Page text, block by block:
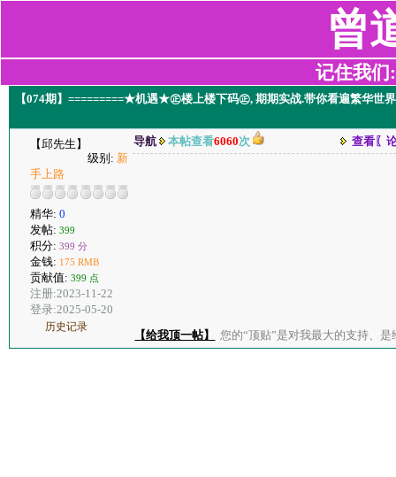
曾
记住我们
【074期】=========★机遇★㊣楼上楼下码㊣, 期期实战.带你看遍繁
【邱先生】
级别: 新
手上路
精华: 0
发帖: 399
积分: 399 分
金钱: 175 RMB
贡献值: 399 点
注册:2023-11-22
登录:2025-05-20
历史记录
导航 本帖查看6060次 查看〖
【给我顶一帖】 您的“顶贴”是对我最大的支持、